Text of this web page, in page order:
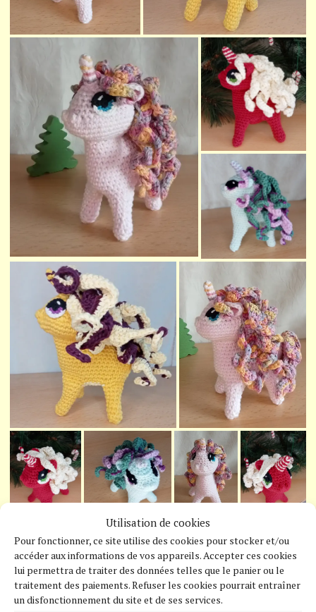
Utilisation de cookies
Pour fonctionner, ce site utilise des cookies pour stocker et/ou
accéder aux informations de vos appareils. Accepter ces cookies
lui permettra de traiter des données telles que le panier ou le
traitement des paiements. Refuser les cookies pourrait entraîner
un disfonctionnement du site et de ses services.